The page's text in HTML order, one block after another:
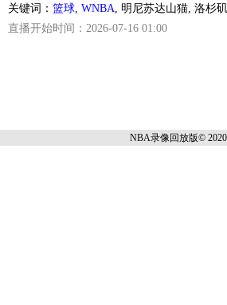
关键词： 篮球 WNBA , 明尼苏达山猫, 洛杉
直播开始时间：2026-07-16 01:00
NBA录像回放版© 2020